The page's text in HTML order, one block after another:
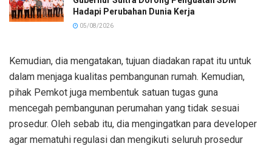
Hadapi Perubahan Dunia Kerja
05/08/2026
Kemudian, dia mengatakan, tujuan diadakan rapat itu untuk
dalam menjaga kualitas pembangunan rumah. Kemudian,
pihak Pemkot juga membentuk satuan tugas guna
mencegah pembangunan perumahan yang tidak sesuai
prosedur. Oleh sebab itu, dia mengingatkan para developer
agar mematuhi regulasi dan mengikuti seluruh prosedur